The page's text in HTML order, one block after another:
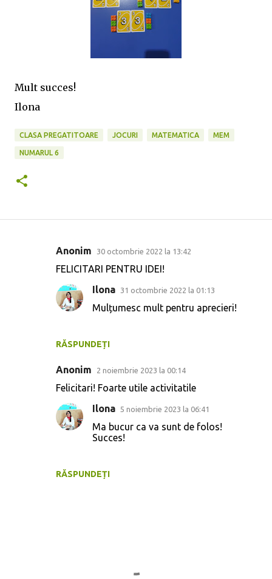
Mult succes!
Ilona
CLASA PREGATITOARE JOCURI MATEMATICA MEM
NUMARUL 6
Anonim 30 octombrie 2022 la 13:42
FELICITARI PENTRU IDEI!
RĂSPUNDEȚI
Ilona 31 octombrie 2022 la 01:13
Mulțumesc mult pentru aprecieri!
Anonim 2 noiembrie 2023 la 00:14
Felicitari! Foarte utile activitatile
RĂSPUNDEȚI
Ilona 5 noiembrie 2023 la 06:41
Ma bucur ca va sunt de folos!
Succes!